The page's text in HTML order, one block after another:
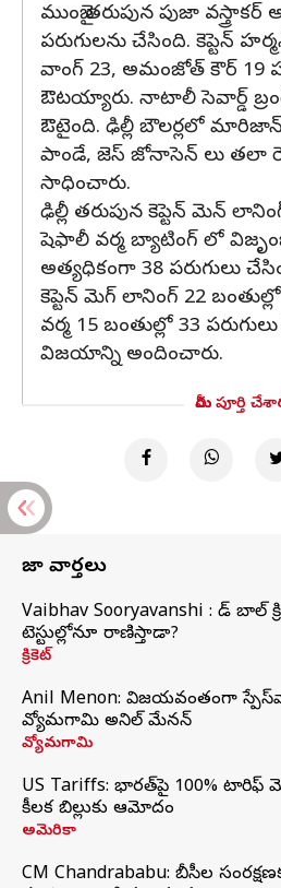
ముంబై తరుపున పుజా
పరుగులను చేసింది. కెప్టెన్
వాంగ్ 23, అమంజోత్ కౌర్ 19
ఔటయ్యారు. నాటాలీ సెవార్డ్
ఔటైంది. ఢిల్లీ బౌలర్లలో మారిజాన్
పాండే, జెస్ జోనాసెన్ లు తలా
సాధించారు.
ఢిల్లీ తరుపున కెప్టెన్ మెన్
షెఫాలీ వర్మ బ్యాటింగ్ లో
అత్యధికంగా 38 పరుగులు
కెప్టెన్ మెగ్ లానింగ్ 22
వర్మ 15 బంతుల్లో 33
విజయాన్ని అందించారు.
మీరు పూర్తి
తాజా వార్తలు
Vaibhav Sooryavanshi : రెడ్
టెస్టుల్లోనూ రాణిస్తాడా?
క్రికెట్
Anil Menon: విజయవంతంగా
వ్యోమగామి అనిల్‌ మేనన్
వ్యోమగామి
US Tariffs: భారత్‌పై 100%
కీలక బిల్లుకు ఆమోదం
అమెరికా
CM Chandrababu: బీసీల